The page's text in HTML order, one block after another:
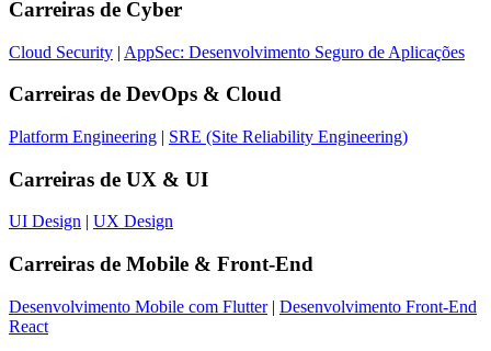
Carreiras de Cyber
Cloud Security | AppSec: Desenvolvimento Seguro de Aplicações
Carreiras de DevOps & Cloud
Platform Engineering | SRE (Site Reliability Engineering)
Carreiras de UX & UI
UI Design UX Design
Carreiras de Mobile & Front-End
Desenvolvimento Mobile com Flutter| Desenvolvimento Front-End
React